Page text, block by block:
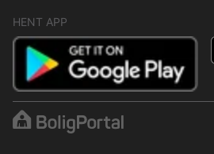
HENT APP